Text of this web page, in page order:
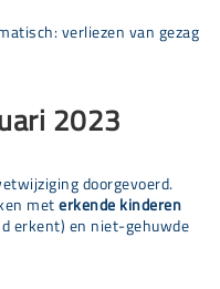
verliezen van gezag
2023
doorgevoerd.
meterkende kinderen
erkent) en niet-gehuwde